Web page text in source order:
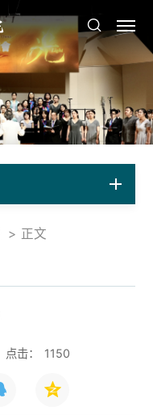
正文
点击： 1150